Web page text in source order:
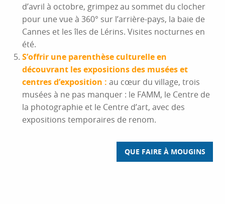
d’avril à octobre, grimpez au sommet du clocher
pour une vue à 360° sur l’arrière-pays, la baie de
Cannes et les îles de Lérins. Visites nocturnes en
été.
S’offrir une parenthèse culturelle en
découvrant les expositions des musées et
centres d’exposition : au cœur du village, trois
musées à ne pas manquer : le FAMM, le Centre de
la photographie et le Centre d’art, avec des
expositions temporaires de renom.
QUE FAIRE À MOUGINS